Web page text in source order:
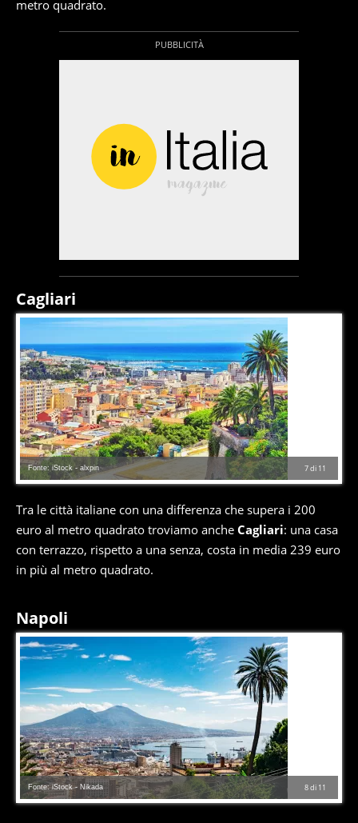
metro quadrato.
Cagliari
7di 11
Fonte: iStock - alxpin
Tra le città italiane con una differenza che supera i 200
euro al metro quadrato troviamo anche Cagliari: una casa
con terrazzo, rispetto a una senza, costa in media 239 euro
in più al metro quadrato.
Napoli
8di 11
Fonte: iStock - Nikada